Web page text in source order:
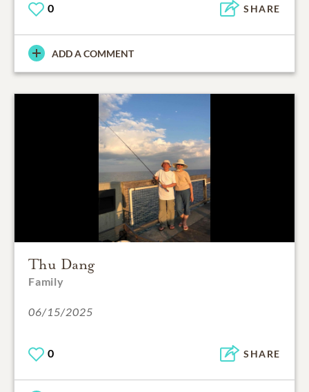
0 SHARE
ADD A COMMENT
Thu Dang
Family
06/15/2025
0 SHARE